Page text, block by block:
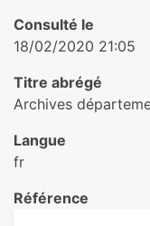
Consulté le
18/02/2020 21:05
Titre abrégé
Archives
Langue
fr
Référence